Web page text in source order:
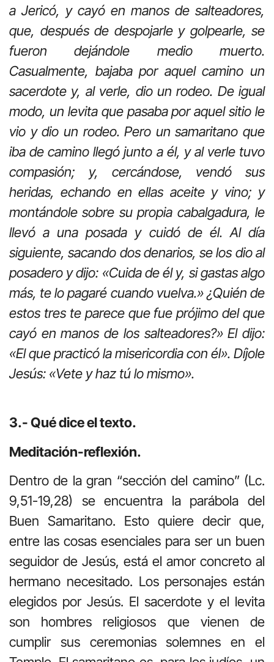
a Jericó, y cayó en manos de salteadores,
que, después de despojarle y golpearle, se
fueron dejándole medio muerto.
Casualmente, bajaba por aquel camino un
sacerdote y, al verle, dio un rodeo. De igual
modo, un levita que pasaba por aquel sitio le
vio y dio un rodeo. Pero un samaritano que
iba de camino llegó junto a él, y al verle tuvo
compasión; y, cercándose, vendó sus
heridas, echando en ellas aceite y vino; y
montándole sobre su propia cabalgadura, le
llevó a una posada y cuidó de él. Al día
siguiente, sacando dos denarios, se los dio al
posadero y dijo: «Cuida de él y, si gastas algo
más, te lo pagaré cuando vuelva.» ¿Quién de
estos tres te parece que fue prójimo del que
cayó en manos de los salteadores?» El dijo:
«El que practicó la misericordia con él». Díjole
Jesús: «Vete y haz tú lo mismo».
3.- Qué dice el texto.
Meditación-reflexión.
Dentro de la gran “sección del camino” (Lc.
9,51-19,28) se encuentra la parábola del
Buen Samaritano. Esto quiere decir que,
entre las cosas esenciales para ser un buen
seguidor de Jesús, está el amor concreto al
hermano necesitado. Los personajes están
elegidos por Jesús. El sacerdote y el levita
son hombres religiosos que vienen de
cumplir sus ceremonias solemnes en el